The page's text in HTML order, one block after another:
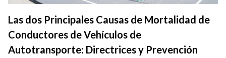
Las dos Principales Causas de Mortalidad de
Conductores de Vehículos de
Autotransporte: Directrices y Prevención